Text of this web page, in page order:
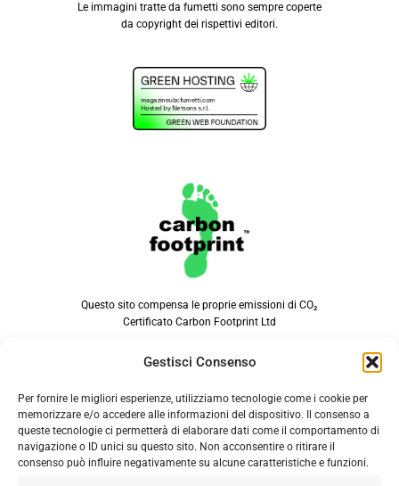
Gestisci Consenso
Per fornire le migliori esperienze, utilizziamo tecnologie come i cookie per
memorizzare e/o accedere alle informazioni del dispositivo. Il consenso a
queste tecnologie ci permetterà di elaborare dati come il comportamento di
navigazione o ID unici su questo sito. Non acconsentire o ritirare il
consenso può influire negativamente su alcune caratteristiche e funzioni.
Le immagini tratte da fumetti sono sempre coperte
da copyright dei rispettivi editori.
Questo sito compensa le proprie emissioni di CO₂
Certificato Carbon Footprint Ltd
Il nostro impegno per un giornalismo culturale libero, indipendente e
Initiative (JTI)
Show Transparency Report
HOME PRIVACY POLICY COOKIE E TERMINI D’UTILIZZO CHI SIAMO
NEWSLETTER